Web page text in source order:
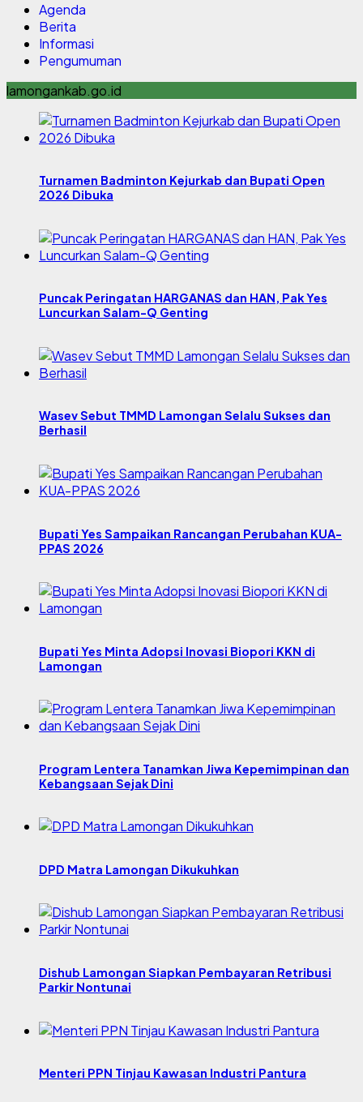
Agenda
Berita
Informasi
Pengumuman
lamongankab.go.id
Turnamen Badminton Kejurkab dan Bupati Open
2026 Dibuka
Puncak Peringatan HARGANAS dan HAN, Pak Yes
Luncurkan Salam-Q Genting
Wasev Sebut TMMD Lamongan Selalu Sukses dan
Berhasil
Bupati Yes Sampaikan Rancangan Perubahan KUA-
PPAS 2026
Bupati Yes Minta Adopsi Inovasi Biopori KKN di
Lamongan
Program Lentera Tanamkan Jiwa Kepemimpinan dan
Kebangsaan Sejak Dini
DPD Matra Lamongan Dikukuhkan
Dishub Lamongan Siapkan Pembayaran Retribusi
Parkir Nontunai
Menteri PPN Tinjau Kawasan Industri Pantura